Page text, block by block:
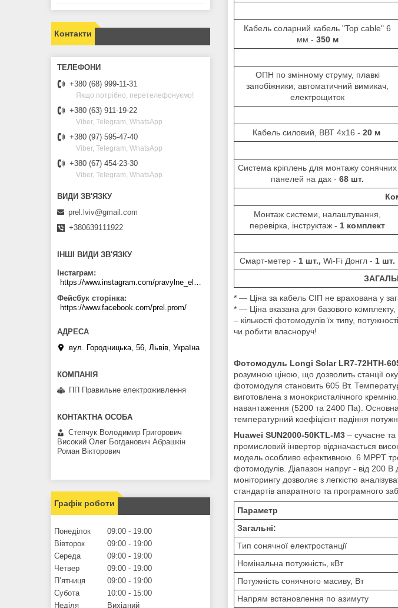
Кабель соларний кабель "Top cable" 6
мм - 350 м
ОПН по змінному струму, плавкі
запобіжники, автоматичний вимикач,
електрощиток
Кабель силовий, ВВТ 4х16 - 20 м
Система кріплень для монтажу сонячних
панелей на дах - 68 шт.
Монтаж системи, налаштування,
перевірка, інструктаж - 1 комплект
Смарт-метер - 1 шт., Wi-Fi Донгл - 1 шт.
* ― Ціна за кабель СІП не врахована у
* ― Ціна вказана для базового комплекту,
– кількості фотомодулів їх типу,
чи робити власноруч!
Фотомодуль Longi Solar LR7-72HTH-
розумною ціною, що дозволить станції
фотомодуля становить 605 Вт.
виготовлена з монокристалічного
навантаження (5200 та 2400 Па). Основна
температурний коефіцієнт падіння
Huawei SUN2000-50KTL-M3 – сучасне та
промисловий інвертор відзначається
модель особливо ефективною. 6 MPPT
фотомодулів. Діапазон напруг - від 200
моніторингу дозволяє з легкістю
стандартів апаратного та програмного
Параметр
Загальні:
Тип сонячної електростанції
Номінальна потужність, кВт
Потужність сонячного масиву, Вт
Напрям встановлення по азимуту
Контакти
+380 (68) 999-11-31
Якщо потрібно, перетелефонуємо!
+380 (63) 911-19-22
Viber, Telegram, WhatsApp
+380 (97) 595-47-40
Viber, Telegram, WhatsApp
+380 (67) 454-23-30
Viber, Telegram, WhatsApp
prel.lviv@gmail.com
+380639111922
ІНШІ ВИДИ ЗВ'ЯЗКУ
Інстаграм
https://www.instagram.com/pravylne_electrozhyvlennya/
Фейсбук сторінка
https://www.facebook.com/prel.prom/
вул. Городницька, 56, Львів, Україна
ПП Правильне електроживлення
Степчук Володимир Григорович
Високий Олег Богданович Абрашкін
Роман Вікторович
Графік роботи
Понеділок 09:00
19:00
Вівторок
09:00
19:00
Середа
09:00
19:00
Четвер
09:00
19:00
Пʼятниця
09:00
19:00
Субота
10:00
15:00
Неділя
Вихідний